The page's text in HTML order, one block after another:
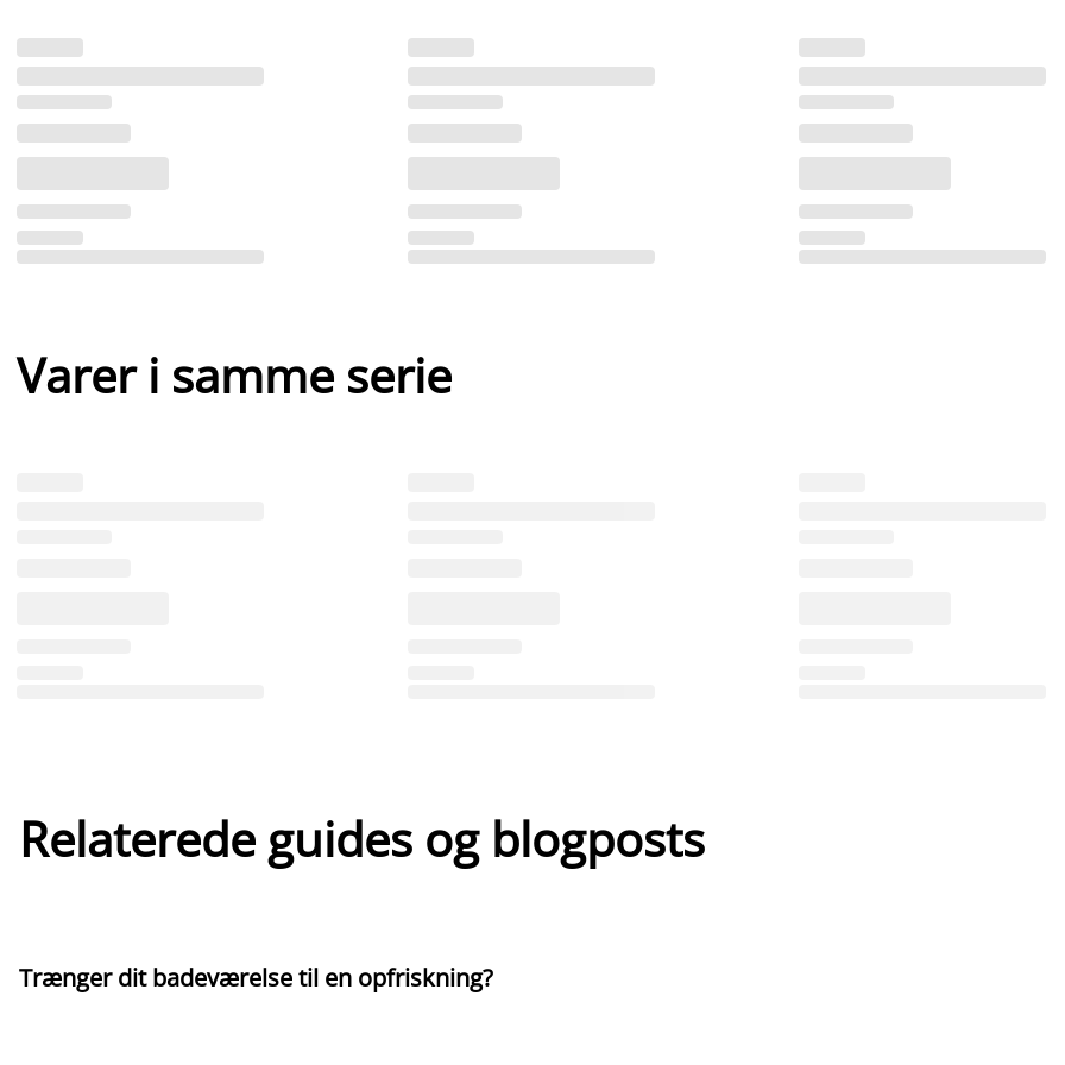
Varer i samme serie
Relaterede guides og blogposts
Trænger dit badeværelse til en opfriskning?